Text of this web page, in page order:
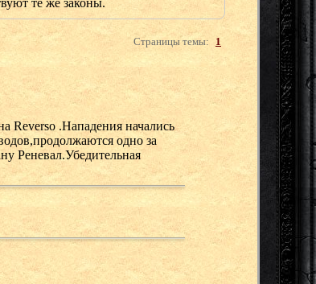
те же законы.
Страницы темы: 1
Reverso .Нападения начались
одно за
Реневал.Убедительная